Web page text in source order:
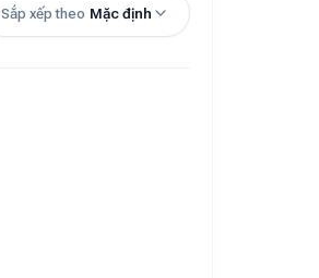
Sắp xếp theo Mặc định